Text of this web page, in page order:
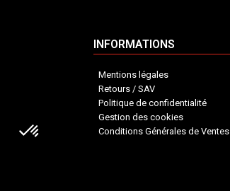
INFORMATIONS
Mentions légales
Retours / SAV
Politique de confidentialité
Gestion des cookies
Conditions Générales de Ventes